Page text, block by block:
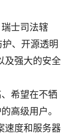
士司法辖
、开源透明
及强大的安全
希望在不牺
高级用户。
速度和服务器